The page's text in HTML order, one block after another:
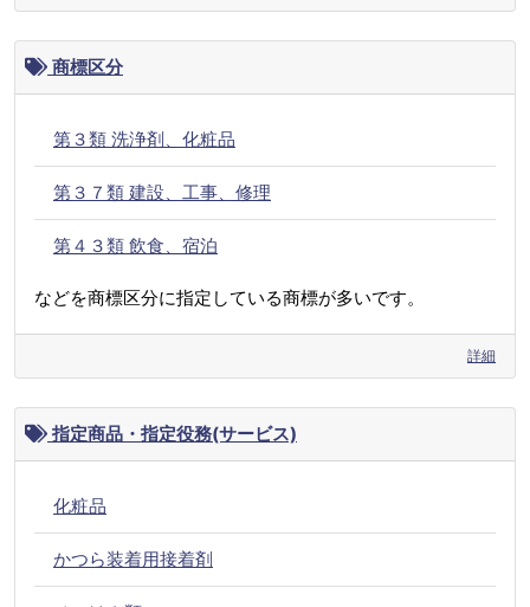
商標区分
第３類 洗浄剤、化粧品
第３７類 建設、工事、修理
第４３類 飲食、宿泊
などを商標区分に指定している商標が多いです。
詳細
指定商品・指定役務(サービス)
化粧品
かつら装着用接着剤